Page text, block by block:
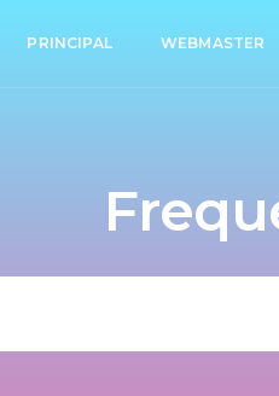
PRINCIPAL WEBMASTER